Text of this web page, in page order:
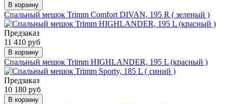
В корзину
Спальный мешок Trimm Comfort DIVAN, 195 R ( зеленый )
Предзаказ
11 410 руб
В корзину
Спальный мешок Trimm HIGHLANDER, 195 L (красный )
Предзаказ
10 180 руб
В корзину